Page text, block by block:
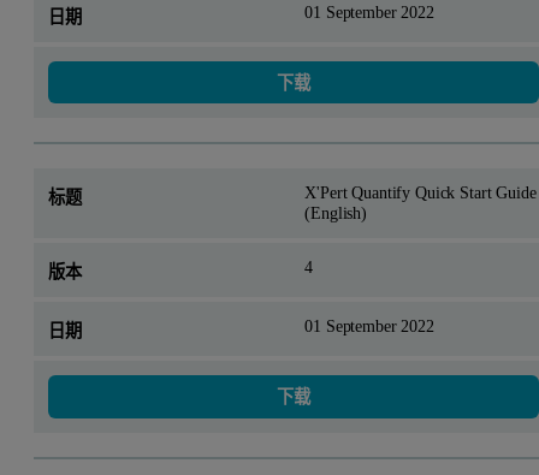
01 September 2022
下载
X'Pert Quantify Quick Start Guide
(English)
4
01 September 2022
下载